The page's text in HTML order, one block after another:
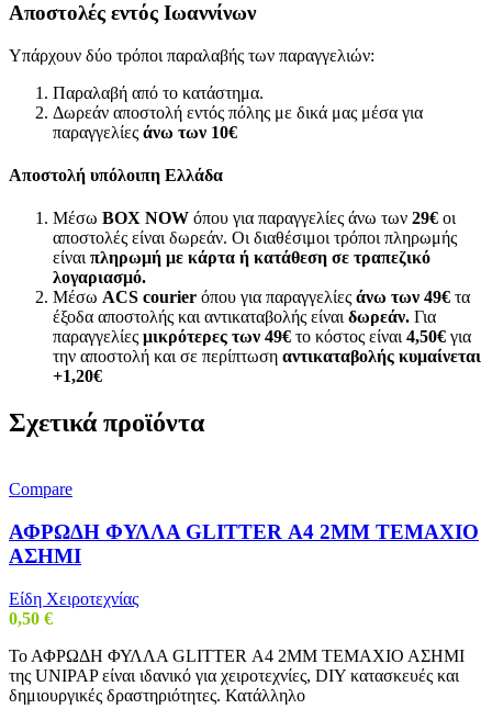
Αποστολές εντός Ιωαννίνων
Υπάρχουν δύο τρόποι παραλαβής των παραγγελιών:
Παραλαβή από το κατάστημα.
Δωρεάν αποστολή εντός πόλης με δικά μας μέσα για
παραγγελίες άνω των 10€
Αποστολή υπόλοιπη Ελλάδα
Μέσω BOX NOW όπου για παραγγελίες άνω των 29€ οι
αποστολές είναι δωρεάν. Οι διαθέσιμοι τρόποι πληρωμής
είναι πληρωμή με κάρτα ή κατάθεση σε τραπεζικό
λογαριασμό.
Μέσω ACS courier όπου για παραγγελίες άνω των 49€ τα
έξοδα αποστολής και αντικαταβολής είναι δωρεάν. Για
παραγγελίες μικρότερες των 49€ το κόστος είναι 4,50€ για
την αποστολή και σε περίπτωση αντικαταβολής κυμαίνεται
+1,20€
Σχετικά προϊόντα
Compare
ΑΦΡΩΔΗ ΦΥΛΛΑ GLITTER Α4 2MM ΤΕΜΑΧΙΟ
ΑΣΗΜΙ
Είδη Χειροτεχνίας
0,50 €
Το ΑΦΡΩΔΗ ΦΥΛΛΑ GLITTER Α4 2MM ΤΕΜΑΧΙΟ ΑΣΗΜΙ
της UNIPAP είναι ιδανικό για χειροτεχνίες, DIY κατασκευές και
δημιουργικές δραστηριότητες. Κατάλληλο